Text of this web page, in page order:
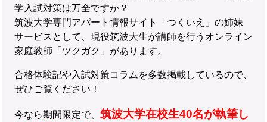
学入試対策は万全ですか？
筑波大学専門アパート情報サイト「つくいえ」の姉妹
サービスとして、現役筑波大生が講師を行うオンライン
家庭教師「ツクガク」があります。
合格体験記や入試対策コラムを多数掲載しているので、
ぜひご覧ください！
今なら期間限定で、 筑波大学在校生40名が執筆し